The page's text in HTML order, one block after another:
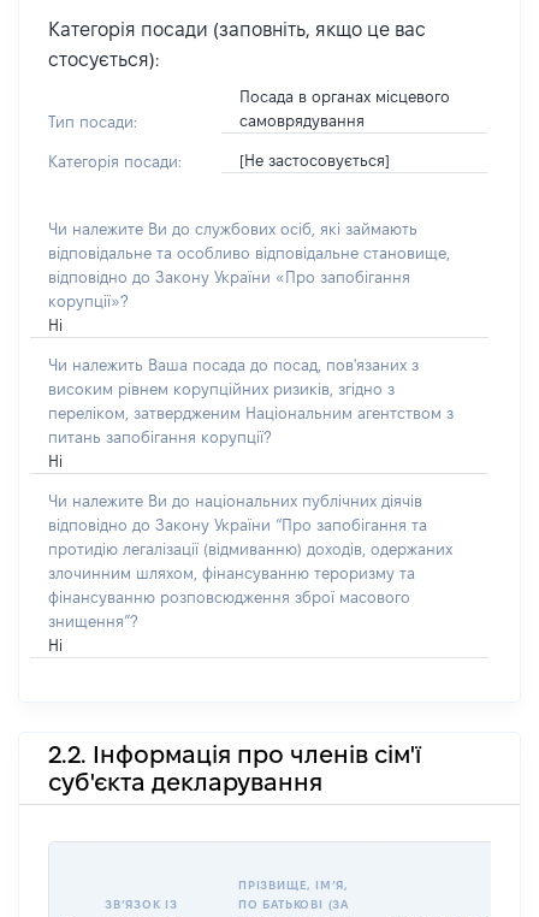
Категорія посади (заповніть, якщо це вас
стосується):
Тип посади:
Посада в органах місцевого
самоврядування
Категорія посади: [Не застосовується]
Чи належите Ви до службових осіб, які займають
відповідальне та особливо відповідальне становище,
відповідно до Закону України «Про запобігання
корупції»?
Ні
Чи належить Ваша посада до посад, пов'язаних з
високим рівнем корупційних ризиків, згідно з
переліком, затвердженим Національним агентством з
питань запобігання корупції?
Ні
Чи належите Ви до національних публічних діячів
відповідно до Закону України “Про запобігання та
протидію легалізації (відмиванню) доходів, одержаних
злочинним шляхом, фінансуванню тероризму та
фінансуванню розповсюдження зброї масового
знищення”?
Ні
2.2. Інформація про членів сім'ї
суб'єкта декларування
ЗВʼЯЗОК ІЗ
ПРІЗВИЩЕ, ІМʼЯ,
ПО БАТЬКОВІ (ЗА